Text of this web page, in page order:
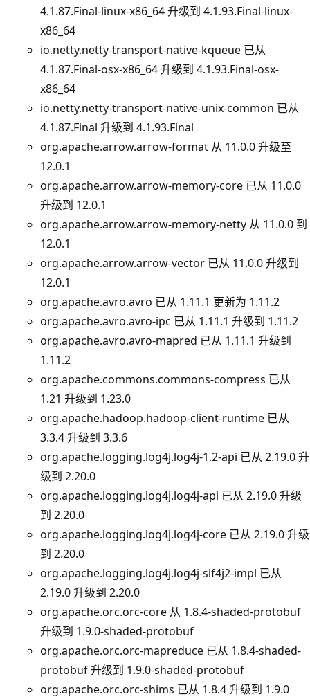
4.1.87.Final-linux-x86_64 升级到 4.1.93.Final-linux-
x86_64
io.netty.netty-transport-native-kqueue 已从
4.1.87.Final-osx-x86_64 升级到 4.1.93.Final-osx-
x86_64
io.netty.netty-transport-native-unix-common 已从
4.1.87.Final 升级到 4.1.93.Final
org.apache.arrow.arrow-format 从 11.0.0 升级至
12.0.1
org.apache.arrow.arrow-memory-core 已从 11.0.0
升级到 12.0.1
org.apache.arrow.arrow-memory-netty 从 11.0.0 到
12.0.1
org.apache.arrow.arrow-vector 已从 11.0.0 升级到
12.0.1
org.apache.avro.avro 已从 1.11.1 更新为 1.11.2
org.apache.avro.avro-ipc 已从 1.11.1 升级到 1.11.2
org.apache.avro.avro-mapred 已从 1.11.1 升级到
1.11.2
org.apache.commons.commons-compress 已从
1.21 升级到 1.23.0
org.apache.hadoop.hadoop-client-runtime 已从
3.3.4 升级到 3.3.6
org.apache.logging.log4j.log4j-1.2-api 已从 2.19.0 升
级到 2.20.0
org.apache.logging.log4j.log4j-api 已从 2.19.0 升级
到 2.20.0
org.apache.logging.log4j.log4j-core 已从 2.19.0 升级
到 2.20.0
org.apache.logging.log4j.log4j-slf4j2-impl 已从
2.19.0 升级到 2.20.0
org.apache.orc.orc-core 从 1.8.4-shaded-protobuf
升级到 1.9.0-shaded-protobuf
org.apache.orc.orc-mapreduce 已从 1.8.4-shaded-
protobuf 升级到 1.9.0-shaded-protobuf
org.apache.orc.orc-shims 已从 1.8.4 升级到 1.9.0